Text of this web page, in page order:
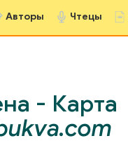
Авторы Чтецы
- Карта